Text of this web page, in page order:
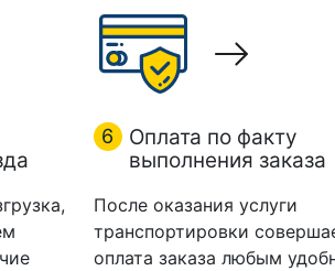
6
Оплата по факту
выполнения заказа
После оказания услуги
транспортировки
оплата заказа любым